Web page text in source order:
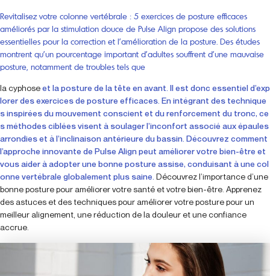
Revitalisez votre colonne vertébrale : 5 exercices de posture efficaces
améliorés par la stimulation douce de Pulse Align propose des solutions
essentielles pour la correction et l’amélioration de la posture. Des études
montrent qu’un pourcentage important d’adultes souffrent d’une mauvaise
posture, notamment de troubles tels que
la cyphoseet la posture de la tête en avant. Il est donc essentiel d’exp
lorer des exercices de posture efficaces. En intégrant des technique
s inspirées du mouvement conscient et du renforcement du tronc, ce
s méthodes ciblées visent à soulager l’inconfort associé aux épaules
arrondies et à l’inclinaison antérieure du bassin. Découvrez comment
l’approche innovante de Pulse Align peut améliorer votre bien-être et
vous aider à adopter une bonne posture assise, conduisant à une col
onne vertébrale globalement plus saine. Découvrez l’importance d’une
bonne posture pour améliorer votre santé et votre bien-être. Apprenez
des astuces et des techniques pour améliorer votre posture pour un
meilleur alignement, une réduction de la douleur et une confiance
accrue.